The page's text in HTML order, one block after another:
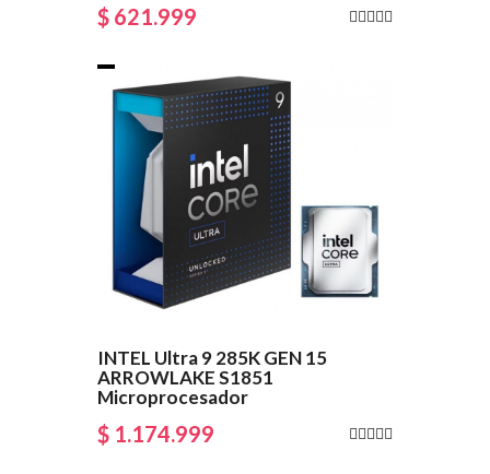
$ 621.999
INTEL Ultra 9 285K GEN 15
ARROWLAKE S1851
Microprocesador
$ 1.174.999